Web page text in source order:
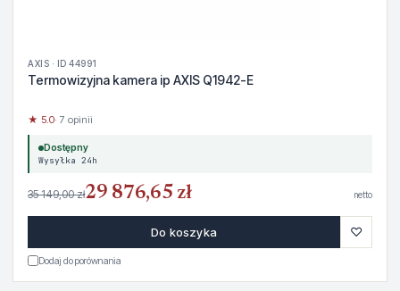
AXIS · ID 44991
Termowizyjna kamera ip AXIS Q1942-E
★ 5.0· 7 opinii
Dostępny
Wysyłka 24h
35 149,00 zł29 876,65 zł netto
Do koszyka ♡
Dodaj do porównania